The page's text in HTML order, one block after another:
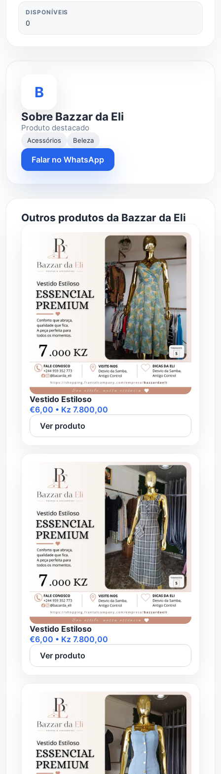
DISPONÍVEIS
0
B
Sobre Bazzar da Eli
Produto destacado
Acessórios Beleza
Falar no WhatsApp
Outros produtos da Bazzar da Eli
Vestido Estiloso
€6,00 • Kz 7.800,00
Ver produto
Vestido Estiloso
€6,00 • Kz 7.800,00
Ver produto